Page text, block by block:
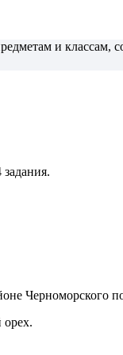
и классам,
Черноморского
орех.